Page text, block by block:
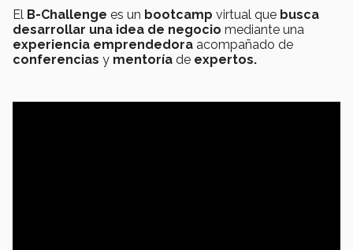
El B-Challenge es un bootcamp virtual que busca
desarrollar una idea de negocio mediante una
experiencia emprendedora acompañado de
conferencias y mentoría de expertos.